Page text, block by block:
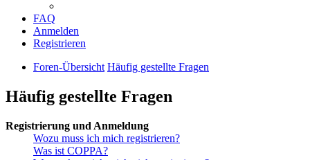
FAQ
Anmelden
Registrieren
Foren-Übersicht Häufig gestellte Fragen
Häufig gestellte Fragen
Registrierung und Anmeldung
Wozu muss ich mich registrieren?
Was ist COPPA?